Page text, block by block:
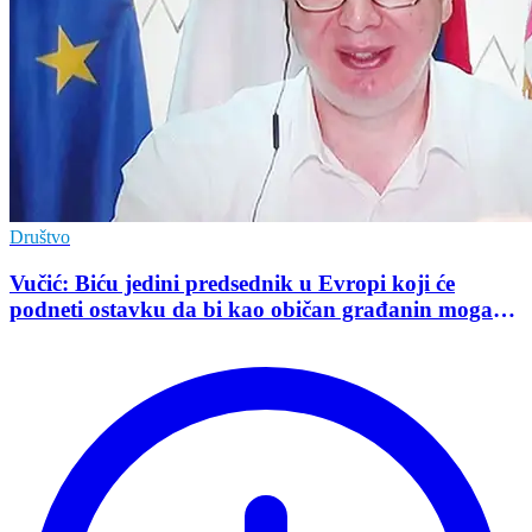
Društvo
Vučić: Biću jedini predsednik u Evropi koji će
podneti ostavku da bi kao običan građanin mogao